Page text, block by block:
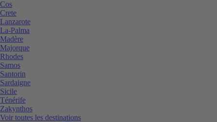
Cos
Crete
Lanzarote
La-Palma
Madère
Majorque
Rhodes
Samos
Santorin
Sardaigne
Sicile
Ténérife
Zakynthos
Voir toutes les destinations